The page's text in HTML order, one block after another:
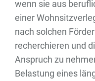
wenn sie aus
einer
nach solchen
recherchieren und
Anspruch zu
Belastung eines